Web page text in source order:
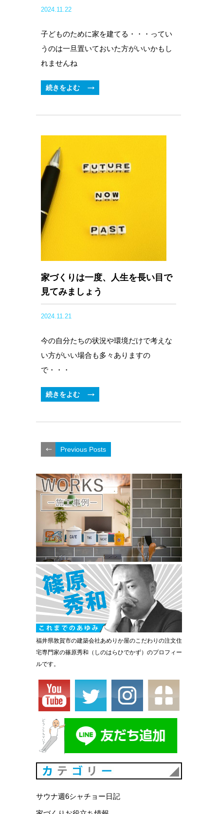
2024.11.22
子どものために家を建てる・・・ってい
うのは一旦置いておいた方がいいかもし
れませんね
続きをよむ
家づくりは一度、人生を長い目で
見てみましょう
2024.11.21
今の自分たちの状況や環境だけで考えな
い方がいい場合も多々ありますの
で・・・
続きをよむ
Previous Posts
福井県敦賀市の建築会社あめりか屋のこだわりの注文住
宅専門家の篠原秀和（しのはらひでかず）のプロフィー
ルです。
サウナ週6シャチョー日記